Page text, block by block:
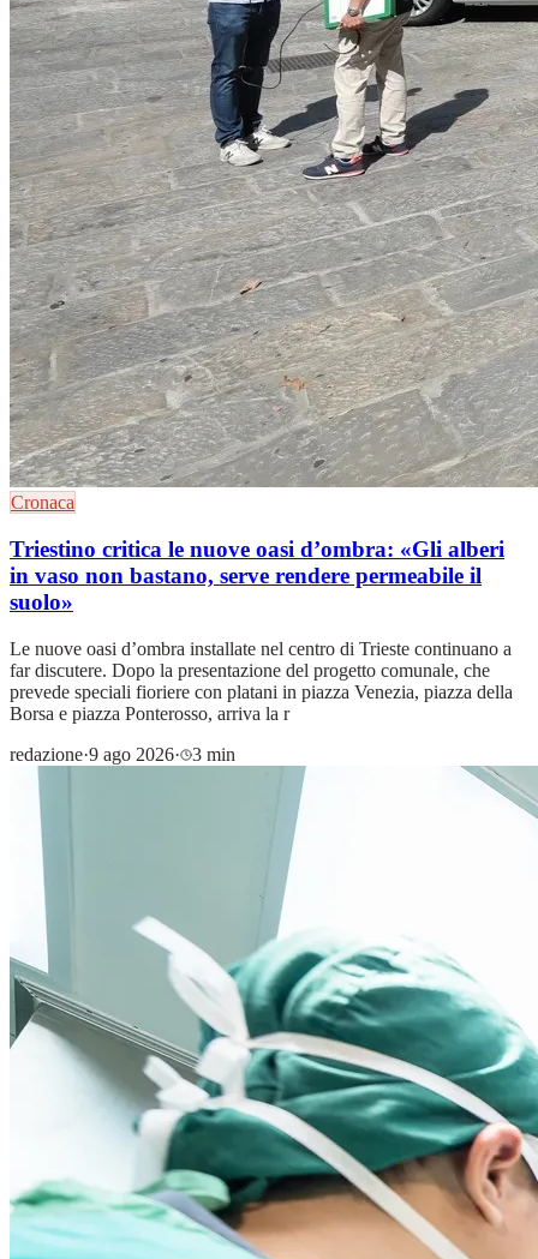
Cronaca
Triestino critica le nuove oasi d’ombra: «Gli alberi
in vaso non bastano, serve rendere permeabile il
suolo»
Le nuove oasi d’ombra installate nel centro di Trieste continuano a
far discutere. Dopo la presentazione del progetto comunale, che
prevede speciali fioriere con platani in piazza Venezia, piazza della
Borsa e piazza Ponterosso, arriva la r
redazione·9 ago 2026· 3 min